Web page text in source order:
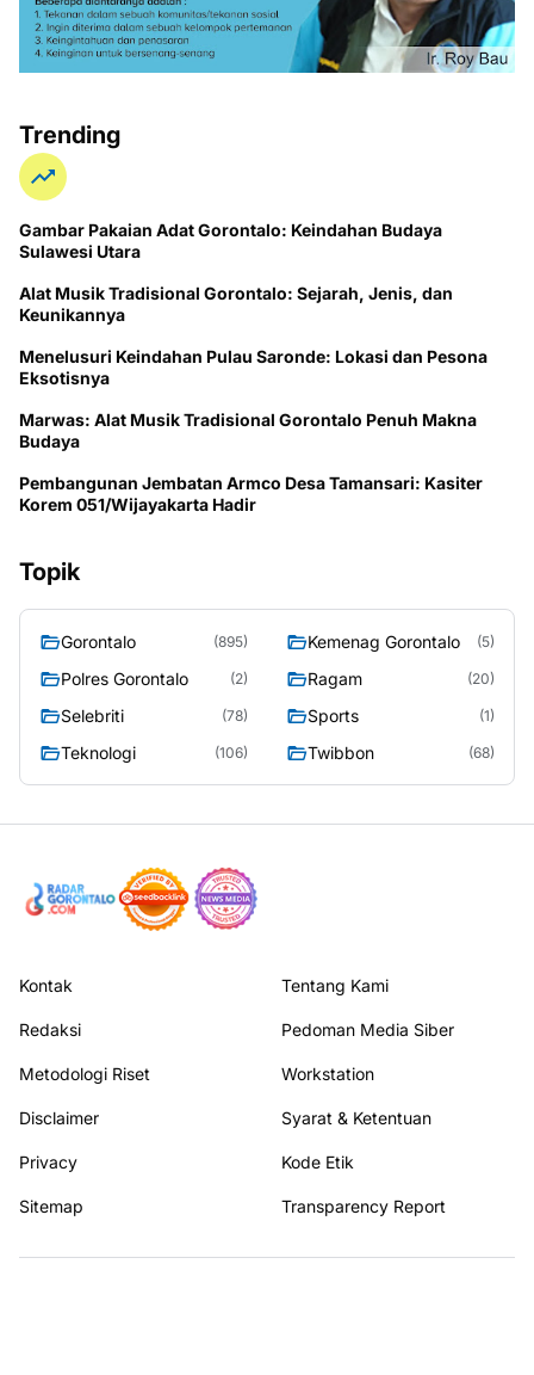
Trending
Gambar Pakaian Adat Gorontalo: Keindahan Budaya
Sulawesi Utara
Alat Musik Tradisional Gorontalo: Sejarah, Jenis, dan
Keunikannya
Menelusuri Keindahan Pulau Saronde: Lokasi dan Pesona
Eksotisnya
Marwas: Alat Musik Tradisional Gorontalo Penuh Makna
Budaya
Pembangunan Jembatan Armco Desa Tamansari: Kasiter
Korem 051/Wijayakarta Hadir
Topik
Gorontalo (895) Kemenag Gorontalo (5)
Polres Gorontalo (2) Ragam (20)
Selebriti (78) Sports (1)
Teknologi (106) Twibbon (68)
Kontak Tentang Kami
Redaksi Pedoman Media Siber
Metodologi Riset Workstation
Disclaimer Syarat & Ketentuan
Privacy Kode Etik
Sitemap Transparency Report